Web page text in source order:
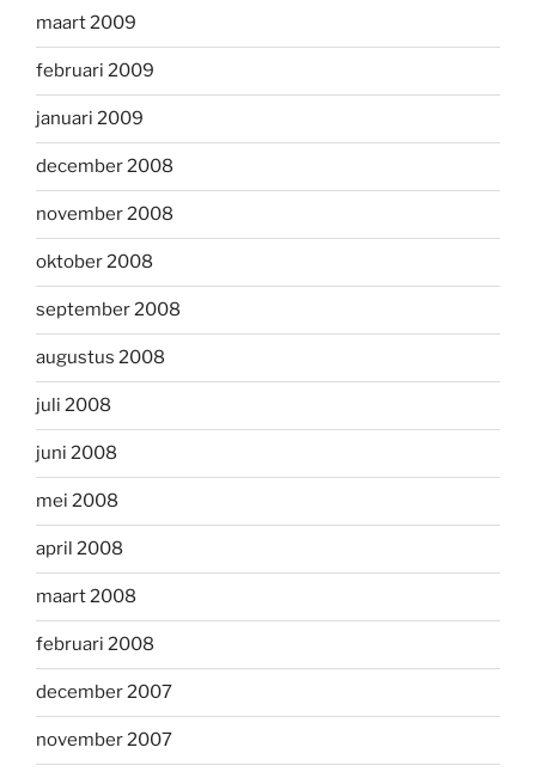
maart 2009
februari 2009
januari 2009
december 2008
november 2008
oktober 2008
september 2008
augustus 2008
juli 2008
juni 2008
mei 2008
april 2008
maart 2008
februari 2008
december 2007
november 2007